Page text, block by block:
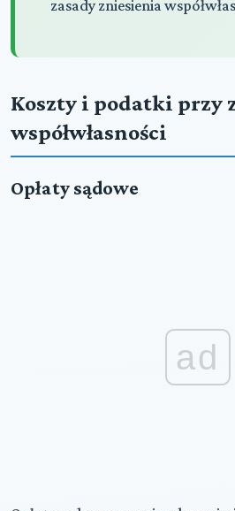
zasady zniesienia
Koszty i podatki przy
współwłasności
Opłaty sądowe
ad